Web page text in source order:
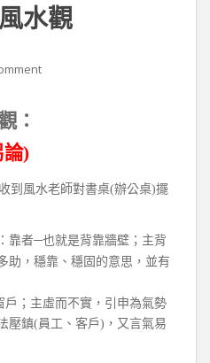
水觀
：
)
到風水老師對書桌(辦公桌)擺
靠者─也就是背靠牆壁；主背
助，穩靠、穩固的意思，並有
；主虛而不實，引申為氣勢
壓鎮(員工、客戶)，又言氣易